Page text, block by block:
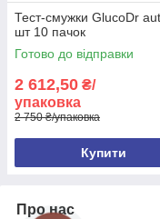
Тест-смужки GlucoDr
шт 10 пачок
Готово до відправки
2 612,50 ₴/
упаковка
2 750 ₴/упаковка
Купити
Про нас